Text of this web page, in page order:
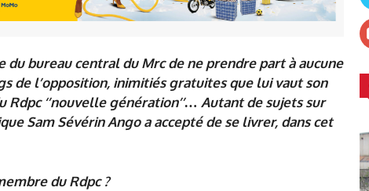
bureau central du Mrc de ne prendre part à aucune
de l’opposition, inimitiés gratuites que lui vaut son
‘’nouvelle génération’’… Autant de sujets sur
Sam Sévérin Ango a accepté de se livrer, dans cet
du Rdpc ?